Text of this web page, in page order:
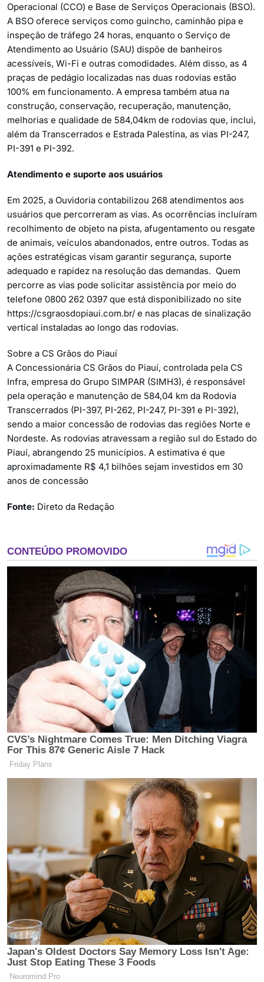
Operacional (CCO) e Base de Serviços Operacionais (BSO).
A BSO oferece serviços como guincho, caminhão pipa e
inspeção de tráfego 24 horas, enquanto o Serviço de
Atendimento ao Usuário (SAU) dispõe de banheiros
acessíveis, Wi-Fi e outras comodidades. Além disso, as 4
praças de pedágio localizadas nas duas rodovias estão
100% em funcionamento. A empresa também atua na
construção, conservação, recuperação, manutenção,
melhorias e qualidade de 584,04km de rodovias que, inclui,
além da Transcerrados e Estrada Palestina, as vias PI-247,
PI-391 e PI-392.
Atendimento e suporte aos usuários
Em 2025, a Ouvidoria contabilizou 268 atendimentos aos
usuários que percorreram as vias. As ocorrências incluíram
recolhimento de objeto na pista, afugentamento ou resgate
de animais, veículos abandonados, entre outros. Todas as
ações estratégicas visam garantir segurança, suporte
adequado e rapidez na resolução das demandas. Quem
percorre as vias pode solicitar assistência por meio do
telefone 0800 262 0397 que está disponibilizado no site
https://csgraosdopiaui.com.br/ e nas placas de sinalização
vertical instaladas ao longo das rodovias.
Sobre a CS Grãos do Piauí
A Concessionária CS Grãos do Piauí, controlada pela CS
Infra, empresa do Grupo SIMPAR (SIMH3), é responsável
pela operação e manutenção de 584,04 km da Rodovia
Transcerrados (PI-397, PI-262, PI-247, PI-391 e PI-392),
sendo a maior concessão de rodovias das regiões Norte e
Nordeste. As rodovias atravessam a região sul do Estado do
Piauí, abrangendo 25 municípios. A estimativa é que
aproximadamente R$ 4,1 bilhões sejam investidos em 30
anos de concessão
Fonte: Direto da Redação